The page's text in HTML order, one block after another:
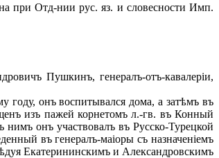
при Отд-нии рус. яз. и словесности Имп.
Пушкинъ, генералъ-отъ-кавалеріи,
онъ воспитывался дома, а затѣмъ въ
изъ пажей корнетомъ л.-гв. въ Конный
онъ участвовалъ въ Русско-Турецкой
въ генералъ-маіоры съ назначеніемъ
Екатерининскимъ и Александровскимъ